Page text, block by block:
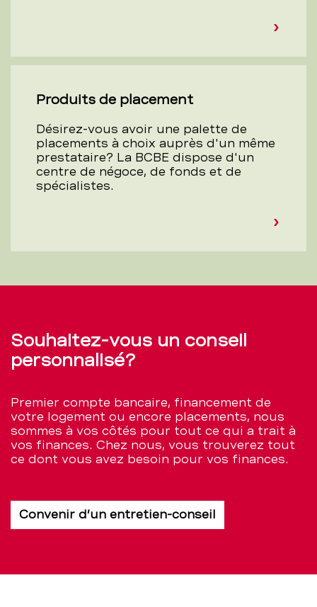
Produits de placement
Désirez-vous avoir une palette de
placements à choix auprès d'un même
prestataire? La BCBE dispose d'un
centre de négoce, de fonds et de
spécialistes.
Souhaitez-vous un conseil
personnalisé?
Premier compte bancaire, financement de
votre logement ou encore placements, nous
sommes à vos côtés pour tout ce qui a trait à
vos finances. Chez nous, vous trouverez tout
ce dont vous avez besoin pour vos finances.
Convenir d’un entretien-conseil